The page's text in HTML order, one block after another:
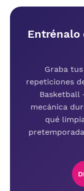
Entrénalo
Graba
repeticiones
Basketball
mecánica
qué